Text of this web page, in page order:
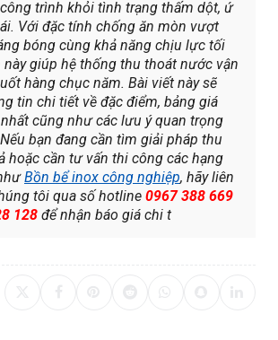
trình khỏi tình trạng thấm dột, ứ
Với đặc tính chống ăn mòn vượt
bóng cùng khả năng chịu lực tối
này giúp hệ thống thu thoát nước vận
hàng chục năm. Bài viết này sẽ
tin chi tiết về đặc điểm, bảng giá
cũng như các lưu ý quan trọng
bạn đang cần tìm giải pháp thu
hoặc cần tư vấn thi công các hạng
Bồn bể inox công nghiệp, hãy liên
tôi qua số hotline 0967 388 669
128 để nhận báo giá chi t